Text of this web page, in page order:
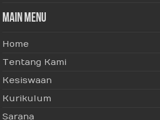
Main Menu
Home
Tentang Kami
Kesiswaan
Kurikulum
Sarana